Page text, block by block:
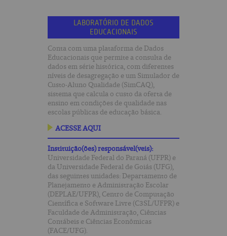
LABORATÓRIO DE DADOS
EDUCACIONAIS
Conta com uma plataforma de Dados
Educacionais que permite a consulta de
dados em série histórica, com diferentes
níveis de desagregação e um Simulador de
Custo-Aluno Qualidade (SimCAQ),
sistema que calcula o custo da oferta de
ensino em condições de qualidade nas
escolas públicas de educação básica.
ACESSE AQUI
Instituição(ões) responsável(veis):
Universidade Federal do Paraná (UFPR) e
da Universidade Federal de Goiás (UFG),
das seguintes unidades: Departamento de
Planejamento e Administração Escolar
(DEPLAE/UFPR), Centro de Computação
Científica e Software Livre (C3SL/UFPR) e
Faculdade de Administração, Ciências
Contábeis e Ciências Econômicas
(FACE/UFG).